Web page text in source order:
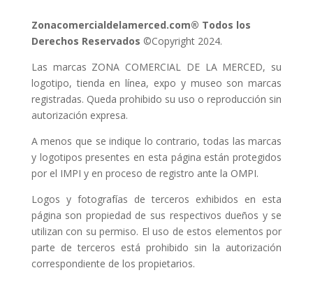
Zonacomercialdelamerced.com® Todos los
Derechos Reservados ©Copyright 2024.
Las marcas ZONA COMERCIAL DE LA MERCED, su
logotipo, tienda en línea, expo y museo son marcas
registradas. Queda prohibido su uso o reproducción sin
autorización expresa.
A menos que se indique lo contrario, todas las marcas
y logotipos presentes en esta página están protegidos
por el IMPI y en proceso de registro ante la OMPI.
Logos y fotografías de terceros exhibidos en esta
página son propiedad de sus respectivos dueños y se
utilizan con su permiso. El uso de estos elementos por
parte de terceros está prohibido sin la autorización
correspondiente de los propietarios.